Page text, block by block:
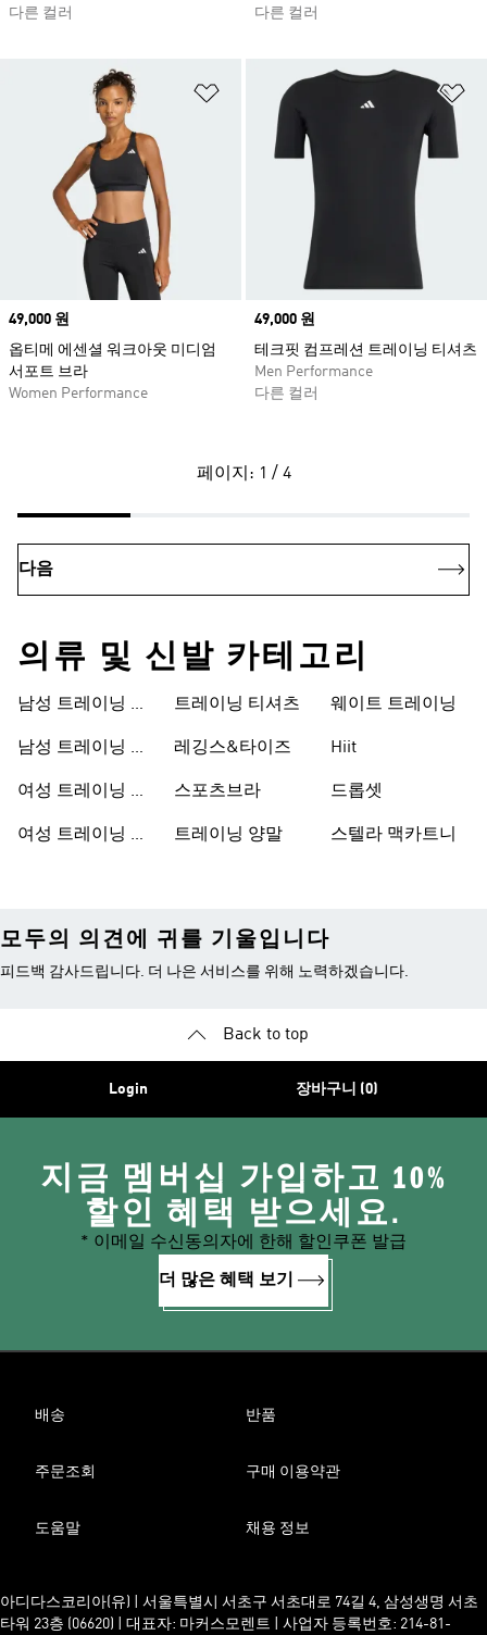
다른 컬러
다른 컬러
위시리스트 담기
Price
49,000 원
옵티메 에센셜 워크아웃 미디엄
서포트 브라
Women Performance
Price
49,000 원
테크핏 컴프레션 트레이닝 티셔츠
Men Performance
다른 컬러
페이지: 1 / 4
다음
의류 및 신발 카테고리
남성 트레이닝 신
남성 트레이닝 의
여성 트레이닝 신
여성 트레이닝 의
트레이닝 티셔츠
레깅스&타이즈
스포츠브라
트레이닝 양말
웨이트 트레이닝
Hiit
드롭셋
스텔라 맥카트니
모두의 의견에 귀를 기울입니다
피드백 감사드립니다. 더 나은 서비스를 위해 노력하겠습니다.
Back to top
Login 장바구니 (0)
지금 멤버십 가입하고 10%
할인 혜택 받으세요.
* 이메일 수신동의자에 한해 할인쿠폰 발급
더 많은 혜택 보기
배송 반품
주문조회 구매 이용약관
도움말 채용 정보
아디다스코리아(유) | 서울특별시 서초구 서초대로 74길 4, 삼성생명 서초
타워 23층 (06620) | 대표자: 마커스모렌트 | 사업자 등록번호: 214-81-